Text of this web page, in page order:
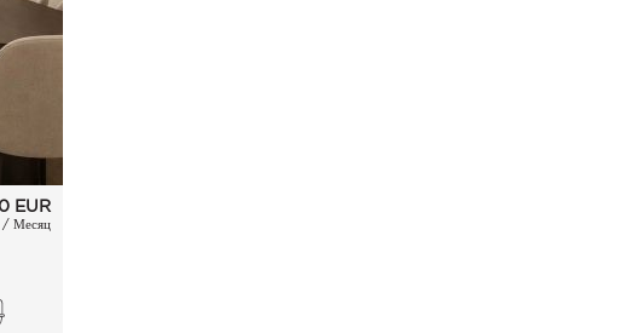
EUR
/ Месяц